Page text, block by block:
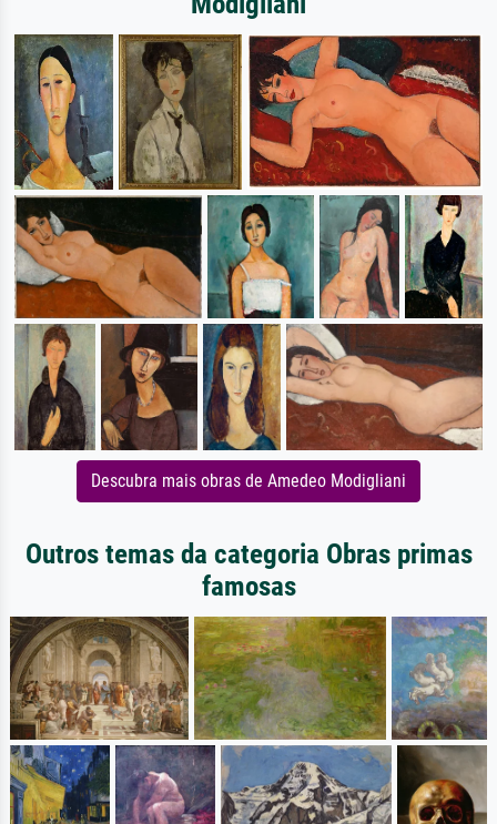
Descubra mais obras de Amedeo Modigliani
Outros temas da categoria Obras primas
famosas